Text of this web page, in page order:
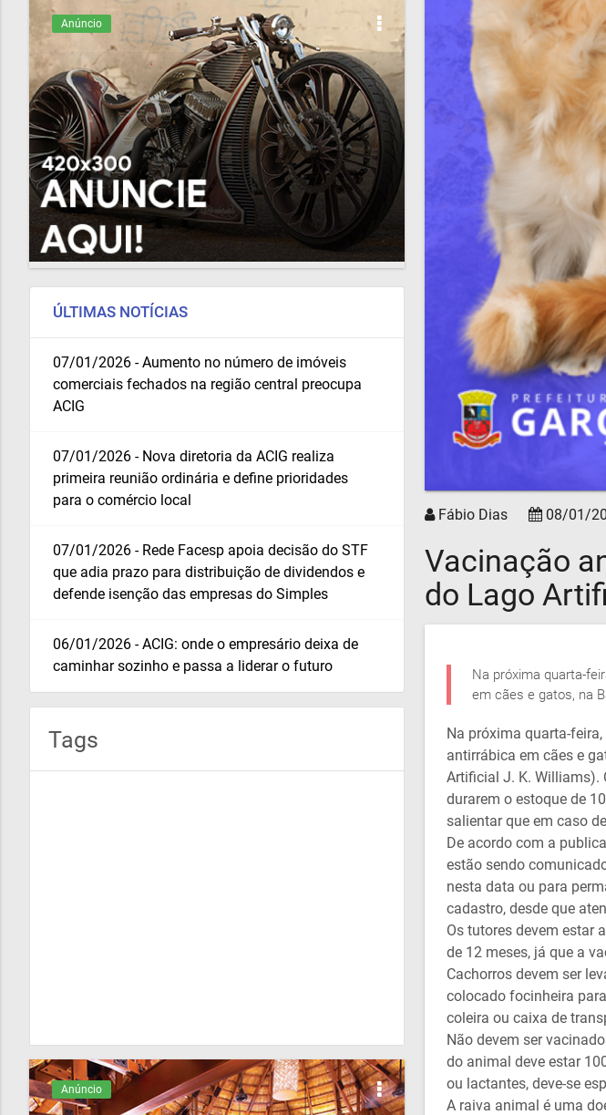
Anúncio
ÚLTIMAS NOTÍCIAS
07/01/2026 - Aumento no número de imóveis
comerciais fechados na região central preocupa
ACIG
07/01/2026 - Nova diretoria da ACIG realiza
primeira reunião ordinária e define prioridades
para o comércio local
07/01/2026 - Rede Facesp apoia decisão do STF
que adia prazo para distribuição de dividendos e
defende isenção das empresas do Simples
06/01/2026 - ACIG: onde o empresário deixa de
caminhar sozinho e passa a liderar o futuro
Tags
Anúncio
Fábio Dias 08/01/
Vacinação
do Lago
Na próxima quarta-
em cães e gatos, na
Na próxima quarta-
antirrábica em cães e
Artificial J. K. Williams).
durarem o estoque de
salientar que em caso
De acordo com a
estão sendo
nesta data ou para
cadastro, desde que
Os tutores devem estar
de 12 meses, já que a
Cachorros devem ser
colocado focinheira
coleira ou caixa de
Não devem ser
do animal deve estar
ou lactantes, deve-se
A raiva animal é uma